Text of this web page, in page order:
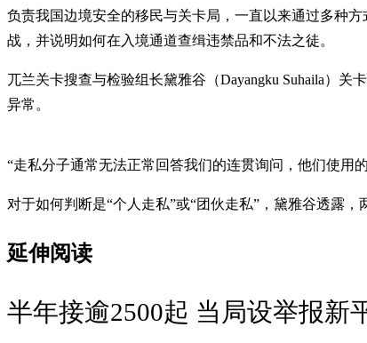
负责我国边境安全的移民与关卡局，一直以来通过多种
战，并说明如何在入境通道查缉违禁品和不法之徒。
兀兰关卡搜查与检验组长黛雅谷（Dayangku Suhaila）
异常。
“走私分子通常无法正常回答我们的连贯询问，他们使用
对于如何判断是“个人走私”或“团伙走私”，黛雅谷透露
延伸阅读
半年接逾2500起 当局设举报新